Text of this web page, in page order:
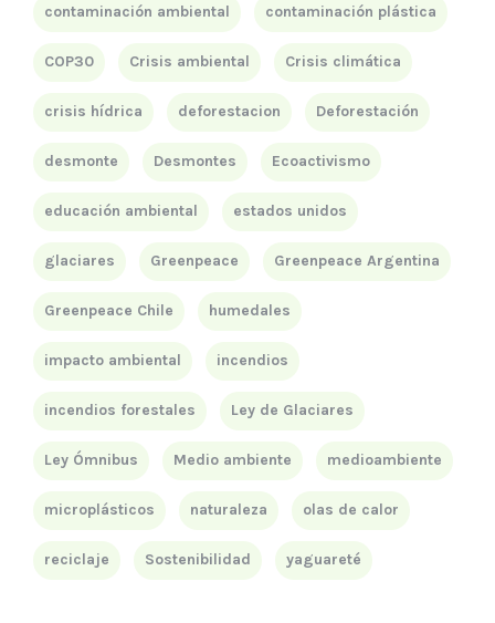
contaminación ambiental contaminación plástica
COP30 Crisis ambiental Crisis climática
crisis hídrica deforestacion Deforestación
desmonte Desmontes Ecoactivismo
educación ambiental estados unidos
glaciares Greenpeace Greenpeace Argentina
Greenpeace Chile humedales
impacto ambiental incendios
incendios forestales Ley de Glaciares
Ley Ómnibus Medio ambiente medioambiente
microplásticos naturaleza olas de calor
reciclaje Sostenibilidad yaguareté